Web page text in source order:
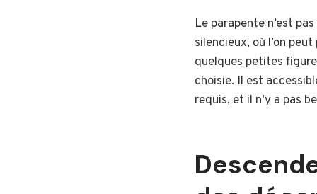
Le parapente n’est
silencieux, où l’on
quelques petites
choisie. Il est
requis, et il n’y a pas